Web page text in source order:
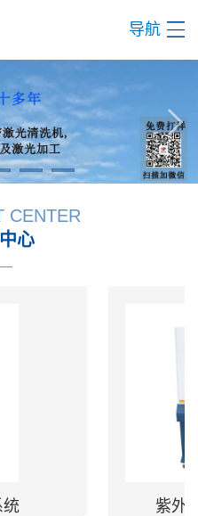
导航
CENTER
心
统 紫外/